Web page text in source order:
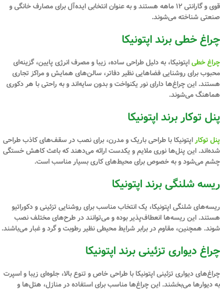
قوی و گارانتی ۱۲ ماهه هستند و به عنوان انتخابی ایده‌آل برای مصارف خانگی و
صنعتی شناخته می‌شوند.
چراغ خطی برند اپتونیکا
چراغ‌ خطیاپتونیکا، به دلیل طراحی ساده، زیبا و مصرف انرژی پایین، گزینه‌ای
محبوب برای روشنایی فضاهایی نظیر دفاتر، سالن‌های همایش و مراکز تجاری
هستند. این چراغ‌ها دارای نور یکنواخت و بدون سایه‌اند و به راحتی با هر دکوری
هماهنگ می‌شوند.
پنل توکار برند اپتونیکا
پنل‌ توکاراپتونیکا با طراحی باریک و مدرن، برای نصب در سقف‌های کاذب طراحی
شده‌اند. این پنل‌ها نوری ملایم و یکدست ارائه می‌دهند که باعث کاهش خستگی
چشم می‌شود و به خصوص برای محیط‌های کاری بسیار مناسب است.
ریسه شلنگی برند اپتونیکا
ریسه‌های شلنگی اپتونیکا، یک انتخاب مناسب برای روشنایی تزئینی و دکوراتیو
هستند. این ریسه‌ها انعطاف‌پذیر بوده و می‌توانند در طرح‌های مختلف نصب
شوند. همچنین، مقاوم در برابر شرایط محیطی نظیر رطوبت و گرد و غبار می‌باشند.
چراغ دیواری تزئینی برند اپتونیکا
چراغ‌های دیواری تزئینی اپتونیکا با طراحی خاص و تنوع بالا، جلوه‌ای زیبا و اسپرت
به دیوارها می‌بخشند. این چراغ‌ها مناسب برای استفاده در منازل، هتل‌ها و